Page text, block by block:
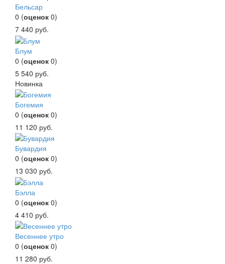
Бельсар
0 (оценок 0)
7 440 руб.
Блум
0 (оценок 0)
5 540 руб.
Новинка
Богемия
0 (оценок 0)
11 120 руб.
Бувардия
0 (оценок 0)
13 030 руб.
Бэлла
0 (оценок 0)
4 410 руб.
Весеннее утро
0 (оценок 0)
11 280 руб.